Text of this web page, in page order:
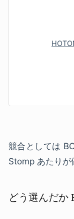
競合としては
Stomp あたりが
どう選んだか